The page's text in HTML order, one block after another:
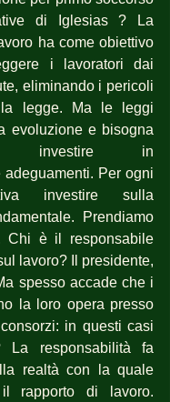
di Iglesias ? La
ha come obiettivo
i lavoratori dai
eliminando i pericoli
legge. Ma le leggi
evoluzione e bisogna
investire in
Per ogni
investire sulla
Chi è il responsabile
lavoro? Il presidente,
spesso accade che i
la loro opera presso
in questi casi
La responsabilità fa
realtà con la quale
rapporto di lavoro.